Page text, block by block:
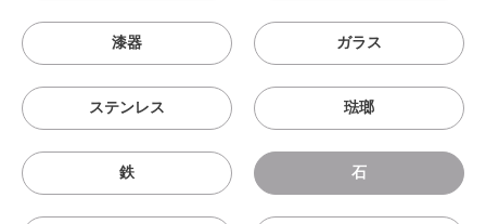
漆器 ガラス
ステンレス 琺瑯
鉄 石